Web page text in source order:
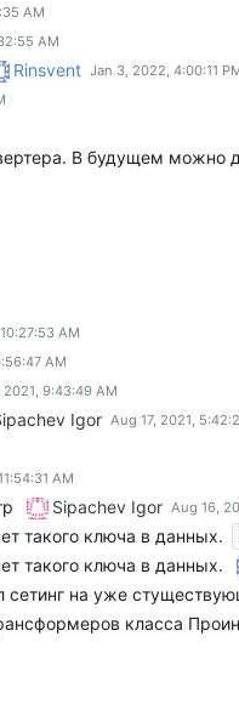
Rinsvent
Igor
Sipachev Igor
такого ключа в данных.
такого ключа в данных.
сетинг на уже